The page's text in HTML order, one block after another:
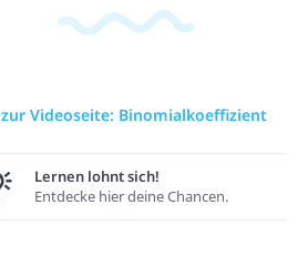
zur Videoseite: Binomialkoeffizient
Lernen lohnt sich!
Entdecke hier deine Chancen.